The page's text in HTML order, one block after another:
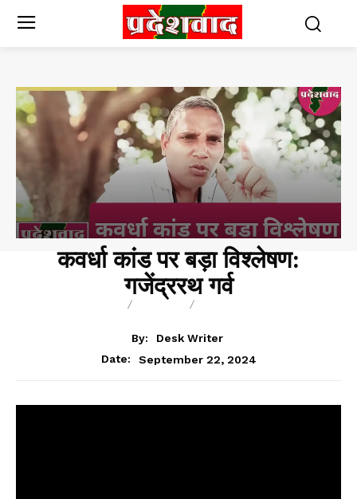
कवर्धा कांड पर बड़ा विश्लेषण:
गजेंद्ररथ गर्व
By:
Desk Writer
Date:
September 22, 2024